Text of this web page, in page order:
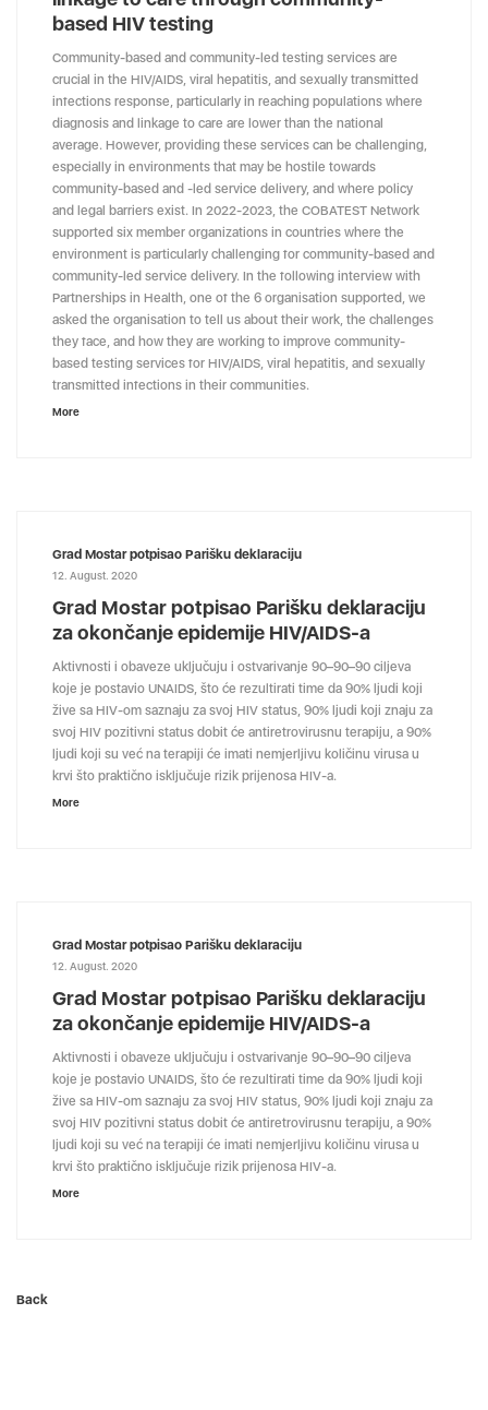
based HIV testing
Community-based and community-led testing services are
crucial in the HIV/AIDS, viral hepatitis, and sexually transmitted
infections response, particularly in reaching populations where
diagnosis and linkage to care are lower than the national
average. However, providing these services can be challenging,
especially in environments that may be hostile towards
community-based and -led service delivery, and where policy
and legal barriers exist. In 2022-2023, the COBATEST Network
supported six member organizations in countries where the
environment is particularly challenging for community-based and
community-led service delivery. In the following interview with
Partnerships in Health, one of the 6 organisation supported, we
asked the organisation to tell us about their work, the challenges
they face, and how they are working to improve community-
based testing services for HIV/AIDS, viral hepatitis, and sexually
transmitted infections in their communities.
More
Grad Mostar potpisao Parišku deklaraciju
12. August. 2020
Grad Mostar potpisao Parišku deklaraciju
za okončanje epidemije HIV/AIDS-a
Aktivnosti i obaveze uključuju i ostvarivanje 90–90–90 ciljeva
koje je postavio UNAIDS, što će rezultirati time da 90% ljudi koji
žive sa HIV-om saznaju za svoj HIV status, 90% ljudi koji znaju za
svoj HIV pozitivni status dobit će antiretrovirusnu terapiju, a 90%
ljudi koji su već na terapiji će imati nemjerljivu količinu virusa u
krvi što praktično isključuje rizik prijenosa HIV-a.
More
Grad Mostar potpisao Parišku deklaraciju
12. August. 2020
Grad Mostar potpisao Parišku deklaraciju
za okončanje epidemije HIV/AIDS-a
Aktivnosti i obaveze uključuju i ostvarivanje 90–90–90 ciljeva
koje je postavio UNAIDS, što će rezultirati time da 90% ljudi koji
žive sa HIV-om saznaju za svoj HIV status, 90% ljudi koji znaju za
svoj HIV pozitivni status dobit će antiretrovirusnu terapiju, a 90%
ljudi koji su već na terapiji će imati nemjerljivu količinu virusa u
krvi što praktično isključuje rizik prijenosa HIV-a.
More
Back